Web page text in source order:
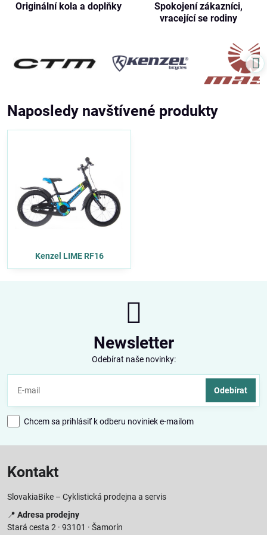
Originální kola a doplňky
Spokojení zákazníci,
vracející se rodiny
Naposledy navštívené produkty
Kenzel LIME RF16
Newsletter
Odebírat naše novinky:
Odebírat
Chcem sa prihlásiť k odberu noviniek e-mailom
Kontakt
SlovakiaBike – Cyklistická prodejna a servis
📍 Adresa prodejny
Stará cesta 2 · 93101 · Šamorín